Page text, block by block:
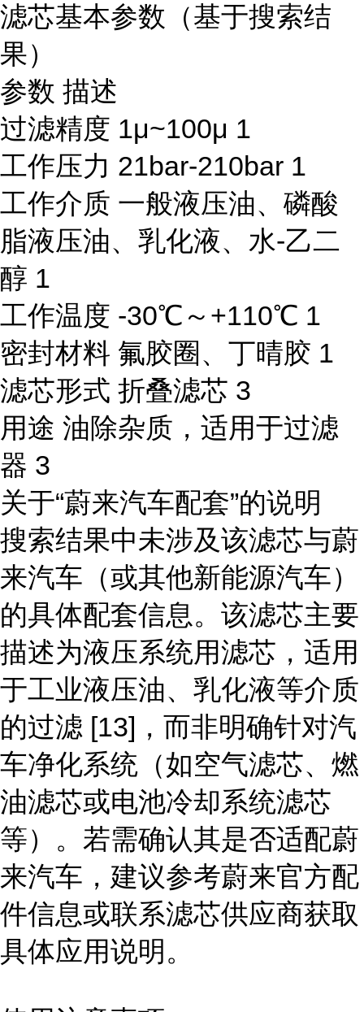
滤芯基本参数（基于搜索结
果）
参数 描述
过滤精度 1μ~100μ 1
工作压力 21bar-210bar 1
工作介质 一般液压油、磷酸
脂液压油、乳化液、水-乙二
醇 1
工作温度 -30℃～+110℃ 1
密封材料 氟胶圈、丁晴胶 1
滤芯形式 折叠滤芯 3
用途 油除杂质，适用于过滤
器 3
关于“蔚来汽车配套”的说明
搜索结果中未涉及该滤芯与蔚
来汽车（或其他新能源汽车）
的具体配套信息。该滤芯主要
描述为液压系统用滤芯，适用
于工业液压油、乳化液等介质
的过滤 [13]，而非明确针对汽
车净化系统（如空气滤芯、燃
油滤芯或电池冷却系统滤芯
等）。若需确认其是否适配蔚
来汽车，建议参考蔚来官方配
件信息或联系滤芯供应商获取
具体应用说明。